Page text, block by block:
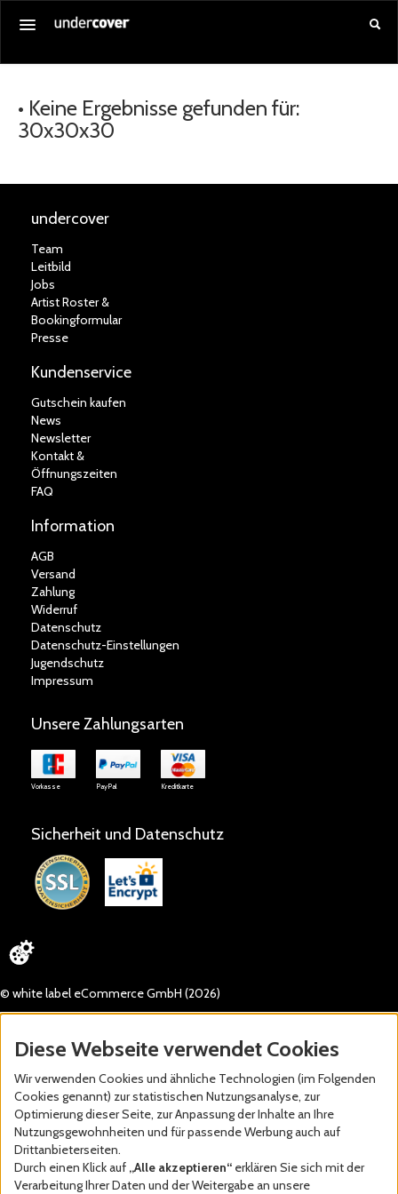
Alle Veranstaltungen
Gutschein kaufen
Über uns
Anmelden
• Keine Ergebnisse gefunden für:
30x30x30
undercover
Team
Leitbild
Jobs
Artist Roster &
Bookingformular
Presse
Kundenservice
Gutschein kaufen
News
Newsletter
Kontakt &
Öffnungszeiten
FAQ
Information
AGB
Versand
Zahlung
Widerruf
Datenschutz
Datenschutz-Einstellungen
Jugendschutz
Impressum
Unsere Zahlungsarten
Vorkasse PayPal Kreditkarte
Sicherheit und Datenschutz
© white label eCommerce GmbH (2026)
Diese Webseite verwendet Cookies
Wir verwenden Cookies und ähnliche Technologien (im Folgenden
Cookies genannt) zur statistischen Nutzungsanalyse, zur
Optimierung dieser Seite, zur Anpassung der Inhalte an Ihre
Nutzungsgewohnheiten und für passende Werbung auch auf
Drittanbieterseiten.
Durch einen Klick auf „Alle akzeptieren“ erklären Sie sich mit der
Verarbeitung Ihrer Daten und der Weitergabe an unsere